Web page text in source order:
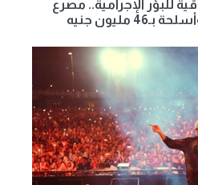
للبؤر الإجرامية.. مصرع